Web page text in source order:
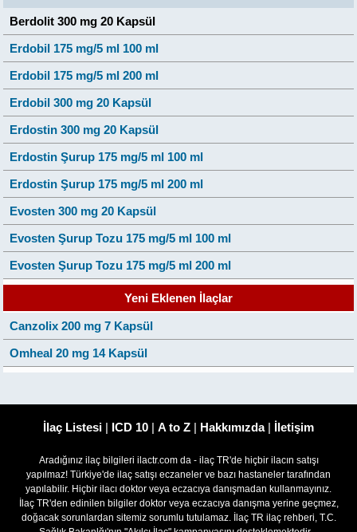
Berdolit 300 mg 20 Kapsül
Erdobil 175 mg/5 ml 100 ml
Erdobil 175 mg/5 ml 200 ml
Erdobil 300 mg 20 Kapsül
Erdostin 300 mg 20 Kapsül
Erdostin Şurup 175 mg/5 ml 100 ml
Erdostin Şurup 175 mg/5 ml 200 ml
Evosten 300 mg 20 Kapsül
Evosten Şurup Tozu 175 mg/5 ml 100 ml
Evosten Şurup Tozu 175 mg/5 ml 200 ml
Yeni Eklenen İlaçlar
Canzolix 200 mg 7 Kapsül
Omheal 20 mg 14 Kapsül
İlaç Listesi | ICD 10 | A to Z | Hakkımızda| İletişim
Aradığınız ilaç bilgileri ilactr.com da - ilaç TR'de hiçbir ilacın satışı
yapılmaz! Türkiye'de ilaç satışı eczaneler ve bazı hastaneler tarafından
yapılabilir. Hiçbir ilacı doktor veya eczacıya danışmadan kullanmayınız.
İlaç TR'den edinilen bilgiler doktor veya eczacıya danışma yerine geçmez,
doğacak sorunlardan sitemiz sorumlu tutulamaz. İlaç TR ilaç rehberi, T.C.